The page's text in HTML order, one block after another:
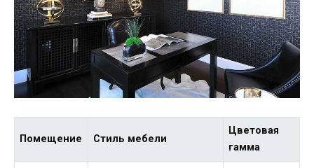
Помещение Стиль мебели
Цветовая
гамма